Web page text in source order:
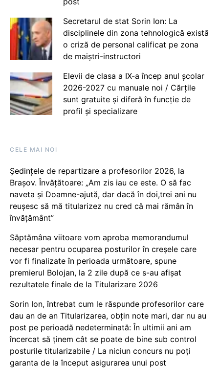
Secretarul de stat Sorin Ion: La
disciplinele din zona tehnologică există
o criză de personal calificat pe zona
de maiștri-instructori
Elevii de clasa a IX-a încep anul școlar
2026-2027 cu manuale noi / Cărțile
sunt gratuite și diferă în funcție de
profil și specializare
CELE MAI NOI
Ședințele de repartizare a profesorilor 2026, la
Brașov. Învățătoare: „Am zis iau ce este. O să fac
naveta și Doamne-ajută, dar dacă în doi,trei ani nu
reușesc să mă titularizez nu cred că mai rămân în
învățământ”
Săptămâna viitoare vom aproba memorandumul
necesar pentru ocuparea posturilor în creșele care
vor fi finalizate în perioada următoare, spune
premierul Bolojan, la 2 zile după ce s-au afișat
rezultatele finale de la Titularizare 2026
Sorin Ion, întrebat cum le răspunde profesorilor care
dau an de an Titularizarea, obțin note mari, dar nu au
post pe perioadă nedeterminată: În ultimii ani am
încercat să ținem cât se poate de bine sub control
posturile titularizabile / La niciun concurs nu poți
garanta de la început asigurarea unui post